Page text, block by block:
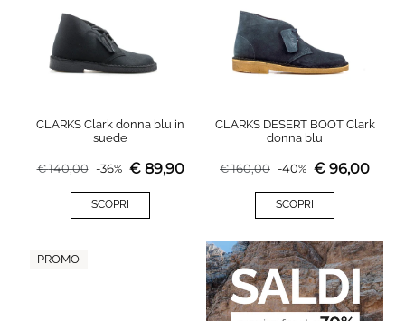
CLARKS Clark donna blu in
suede
€140,00 -36% € 89,90
SCOPRI
CLARKS DESERT BOOT Clark
donna blu
€160,00 -40% € 96,00
SCOPRI
PROMO